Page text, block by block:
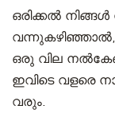
ഒരിക്കൽ
ഒരു വില
ഇവിടെ വളരെ
വരും.